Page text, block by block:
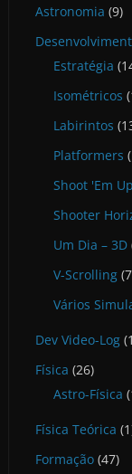
Astronomia (9)
Estratégia
Isométricos
Labirintos
Platformers
Shoot 'Em Up
Shooter
Um Dia – 3D
V-Scrolling
Vários
Dev Video-Log
Física (26)
Astro-Física
Física Teórica
Formação (47)